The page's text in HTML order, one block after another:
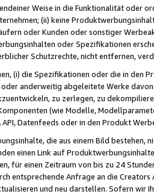
Weise in die Funktionalität oder
(ii) keine
oder Kunden oder sonstiger
oder Spezifikationen
Schutzrechte, nicht entfernen,
(i) die Spezifikationen oder die in
anderweitig abgeleitete Werke
zu zerlegen, zu
(wie Modelle,
API, Datenfeeds oder in den Produkt
die aus einem Bild bestehen,
einen Link auf
für einen Zeitraum von bis zu 24
entsprechende Anfrage an die
und neu darstellen. Sofern wir